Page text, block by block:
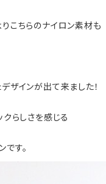
こちらのナイロン素材も
ザインが出て来ました！
クらしさを感じる
す。